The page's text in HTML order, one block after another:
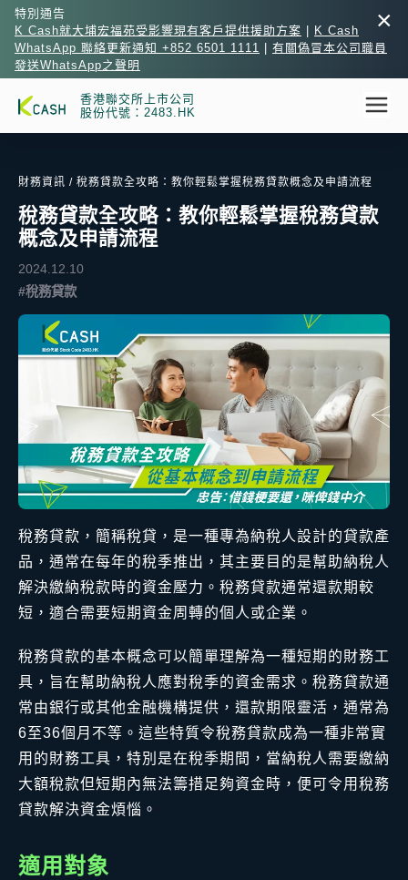
×
特別通告
K Cash就大埔宏福苑受影響現有客戶提供援助方案
K Cash
WhatsApp 聯絡更新通知 +852 6501 1111
有關偽冒本公司職員
發送WhatsApp之聲明
香港聯交所上市公司
股份代號：2483.HK
財務資訊 / 稅務貸款全攻略：教你輕鬆掌握稅務貸款概念及申請流程
稅務貸款全攻略：教你輕鬆掌握稅務貸款
概念及申請流程
2024.12.10
#稅務貸款
稅務貸款，簡稱稅貸，是一種專為納稅人設計的貸款產
品，通常在每年的稅季推出，其主要目的是幫助納稅人
解決繳納稅款時的資金壓力。稅務貸款通常還款期較
短，適合需要短期資金周轉的個人或企業。
稅務貸款的基本概念可以簡單理解為一種短期的財務工
具，旨在幫助納稅人應對稅季的資金需求。稅務貸款通
常由銀行或其他金融機構提供，還款期限靈活，通常為
6至36個月不等。這些特質令稅務貸款成為一種非常實
用的財務工具，特別是在稅季期間，當納稅人需要繳納
大額稅款但短期內無法籌措足夠資金時，便可令用稅務
貸款解決資金煩惱。
適用對象